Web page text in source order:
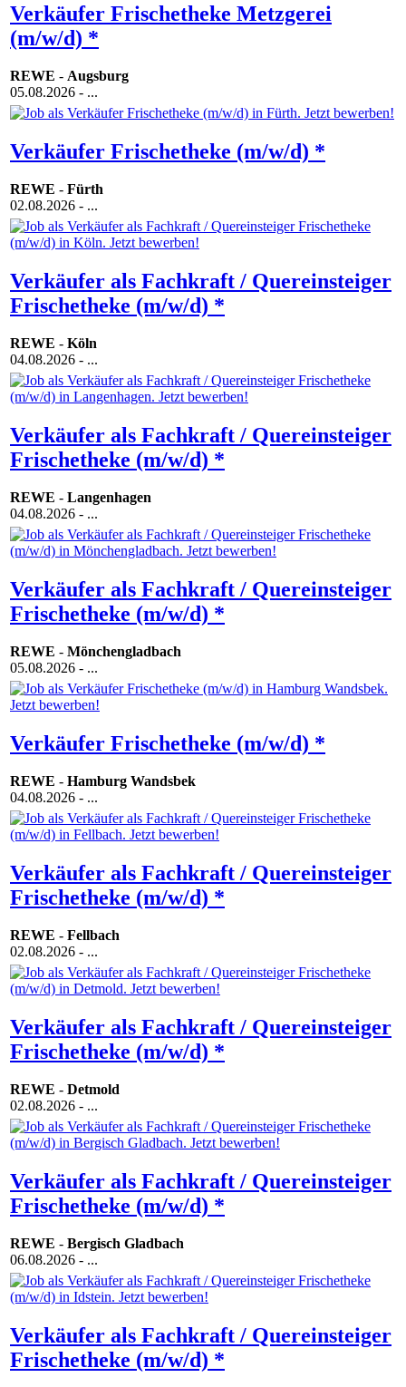
Verkäufer Frischetheke Metzgerei
(m/w/d) *
REWE - Augsburg
05.08.2026 - ...
Verkäufer Frischetheke (m/w/d) *
REWE - Fürth
02.08.2026 - ...
Verkäufer als Fachkraft / Quereinsteiger
Frischetheke (m/w/d) *
REWE - Köln
04.08.2026 - ...
Verkäufer als Fachkraft / Quereinsteiger
Frischetheke (m/w/d) *
REWE - Langenhagen
04.08.2026 - ...
Verkäufer als Fachkraft / Quereinsteiger
Frischetheke (m/w/d) *
REWE - Mönchengladbach
05.08.2026 - ...
Verkäufer Frischetheke (m/w/d) *
REWE - Hamburg Wandsbek
04.08.2026 - ...
Verkäufer als Fachkraft / Quereinsteiger
Frischetheke (m/w/d) *
REWE - Fellbach
02.08.2026 - ...
Verkäufer als Fachkraft / Quereinsteiger
Frischetheke (m/w/d) *
REWE - Detmold
02.08.2026 - ...
Verkäufer als Fachkraft / Quereinsteiger
Frischetheke (m/w/d) *
REWE - Bergisch Gladbach
06.08.2026 - ...
Verkäufer als Fachkraft / Quereinsteiger
Frischetheke (m/w/d) *